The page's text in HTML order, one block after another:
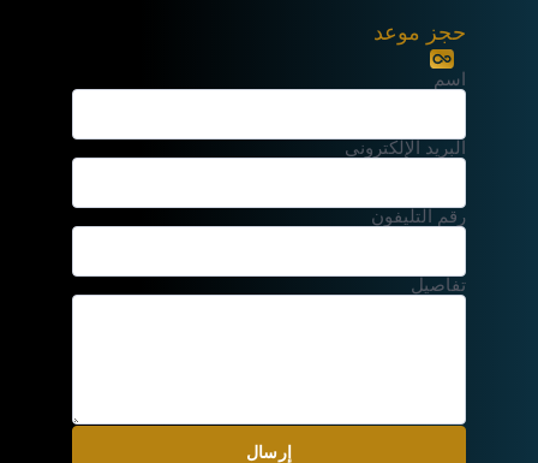
حجز موعد
اسم
البريد الإلكتروني
رقم التليفون
تفاصيل
إرسال